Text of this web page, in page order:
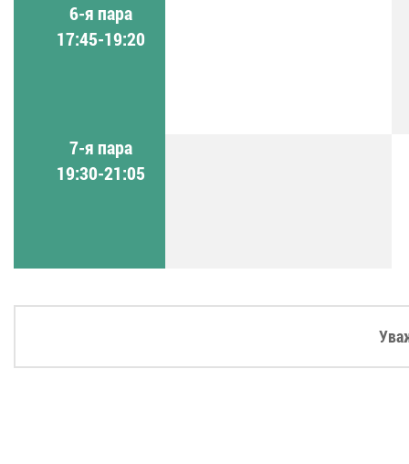
6-я пара
17:45-19:20
7-я пара
19:30-21:05